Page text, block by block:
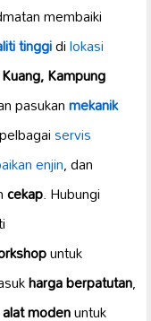
membaiki
tinggidilokasi
Kampung
pasukanmekanik
servis
enjin, dan
cekap. Hubungi
untuk
harga berpatutan,
alat modenuntuk